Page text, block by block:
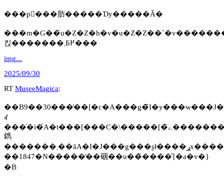
���p�ُ��肪�����Ɗy�����Ȃ�
킩�������܂Ƃ߂���
img...
2025/09/30
RT MuseeMagica:
ꂽ
���̍�i�́A�t���[���C�\�����[�̏ے�������΂߂��_�
鐫
�������܂��āA�I�J���g���ʂł����ړx�������̂ł���܂��B�}
��1847�N�����̕��䂩��u��̏����̋{�a�v�}
�B